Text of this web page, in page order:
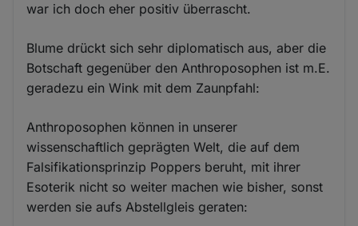
war ich doch eher positiv überrascht.
Blume drückt sich sehr diplomatisch aus, aber die
Botschaft gegenüber den Anthroposophen ist m.E.
geradezu ein Wink mit dem Zaunpfahl:
Anthroposophen können in unserer
wissenschaftlich geprägten Welt, die auf dem
Falsifikationsprinzip Poppers beruht, mit ihrer
Esoterik nicht so weiter machen wie bisher, sonst
werden sie aufs Abstellgleis geraten: